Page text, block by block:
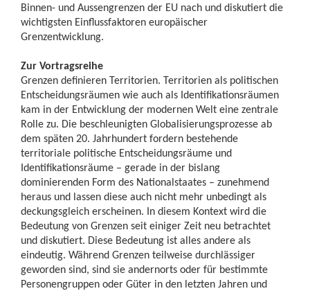
Binnen- und Aussengrenzen der EU nach und diskutiert die
wichtigsten Einflussfaktoren europäischer
Grenzentwicklung.
Zur Vortragsreihe
Grenzen definieren Territorien. Territorien als politischen
Entscheidungsräumen wie auch als Identifikationsräumen
kam in der Entwicklung der modernen Welt eine zentrale
Rolle zu. Die beschleunigten Globalisierungsprozesse ab
dem späten 20. Jahrhundert fordern bestehende
territoriale politische Entscheidungsräume und
Identifikationsräume – gerade in der bislang
dominierenden Form des Nationalstaates – zunehmend
heraus und lassen diese auch nicht mehr unbedingt als
deckungsgleich erscheinen. In diesem Kontext wird die
Bedeutung von Grenzen seit einiger Zeit neu betrachtet
und diskutiert. Diese Bedeutung ist alles andere als
eindeutig. Während Grenzen teilweise durchlässiger
geworden sind, sind sie andernorts oder für bestimmte
Personengruppen oder Güter in den letzten Jahren und